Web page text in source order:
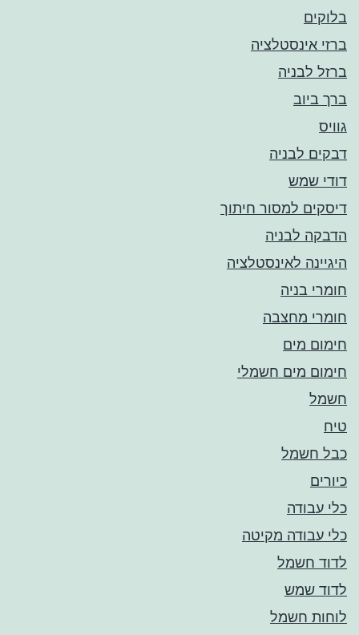
בלוקים
ברזי אינסטלציה
ברזל לבניה
ברך ביוב
גוויס
דבקים לבניה
דודי שמש
דיסקים למסור חיתוך
הדבקה לבניה
היגיינה לאינסטלציה
חומרי בניה
חומרי מחצבה
חימום מים
חימום מים חשמלי
חשמל
טיח
כבל חשמל
כיורים
כלי עבודה
כלי עבודה מקיטה
לדוד חשמל
לדוד שמש
לוחות חשמל